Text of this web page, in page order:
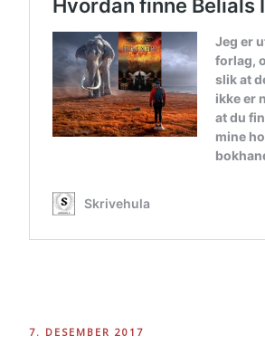
PUBLISERT
7. DESEMBER 2017